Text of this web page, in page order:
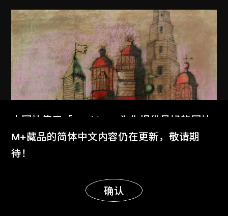
本网站使用「Cookies」为你提供最好的网站
体验。
了解更多
明白
M+藏品的简体中文内容仍在更新，敬请期
待！
确认
显示更多